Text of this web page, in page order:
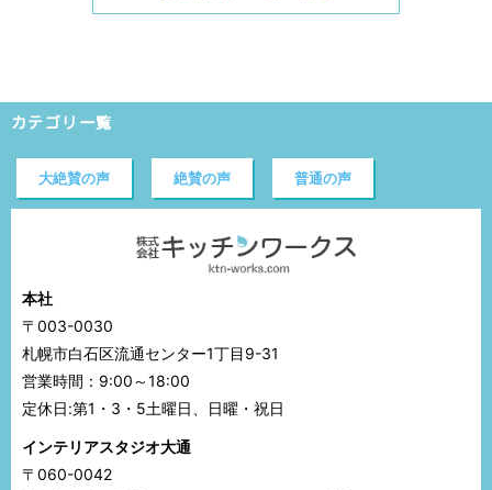
カテゴリ一覧
大絶賛の声 絶賛の声 普通の声
本社
〒003-0030
札幌市白石区流通センター1丁目9-31
営業時間：9:00～18:00
定休日:第1・3・5土曜日、日曜・祝日
インテリアスタジオ大通
〒060-0042